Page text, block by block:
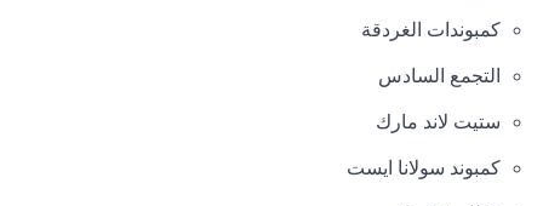
كمبوندات الغردقة
التجمع السادس
ستيت لاند مارك
كمبوند سولانا ايست